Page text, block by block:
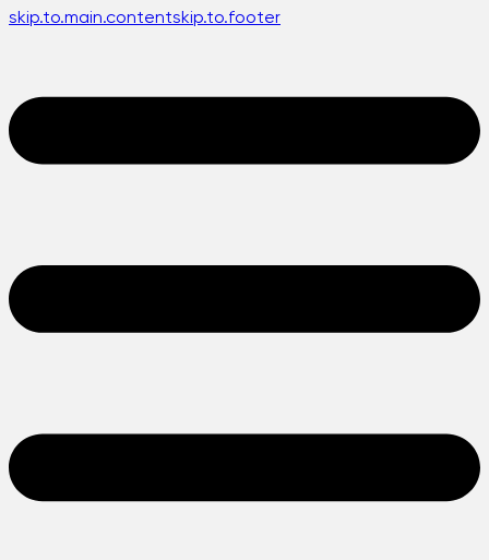
skip.to.main.contentskip.to.footer